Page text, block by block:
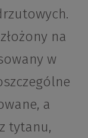
na
w
a
tytanu,